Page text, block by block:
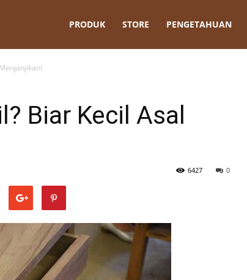
PRODUK STORE PENGETAHUAN
Biar Kecil Asal
0
6427